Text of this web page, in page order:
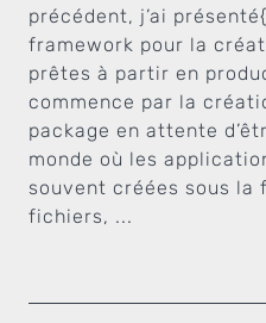
précédent, j’ai
framework pour la
prêtes à partir en
commence par la
package en attente
monde où les
souvent créées sous la
fichiers, ...